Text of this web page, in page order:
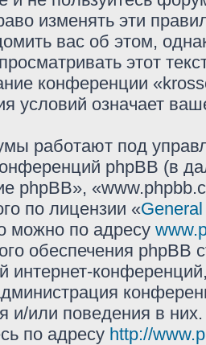
изменять эти
вас об этом,
этот
конференции
условий означает
работают под
phpBB (в
phpBB»,
по лицензии «
можно по адресу
обеспечения phpBB
интернет-
и/или поведения в
по адресу http://